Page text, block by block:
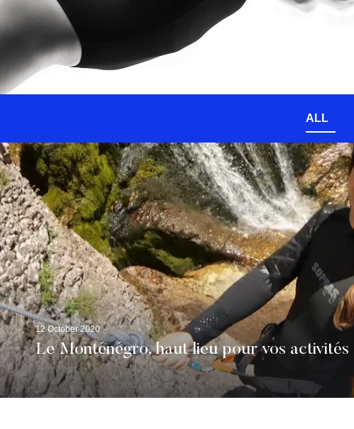
ALL
12 October 2020
Le Monténégro, haut lieu pour vos